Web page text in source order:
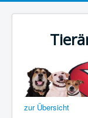
zur Übersicht